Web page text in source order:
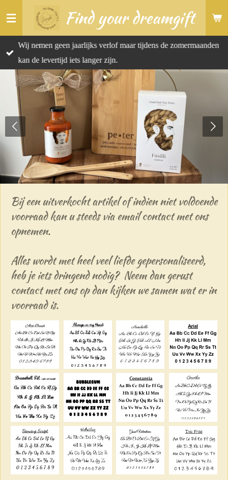
Ga
naar
de
hoofdinhoud
Find your dreamgift
Wij nemen geen jaarlijks verlof maar tijdens de zomermaanden
kan de levertijd iets langer zijn.
Bij een uitverkocht artikel of indien niet voldoende
voorraad kan u steeds via email contact met ons
opnemen.
Alles wordt met heel veel liefde gepersonaliseerd,
heb je iets dringend nodig? Neem dan gerust
contact met ons op dan kijken we samen wat er in
voorraad is.